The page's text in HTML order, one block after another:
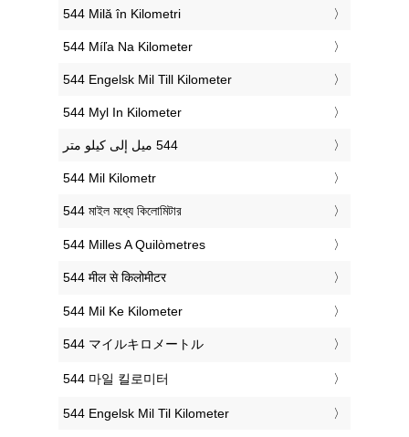
‎544 Milă în Kilometri
‎544 Míľa Na Kilometer
‎544 Engelsk Mil Till Kilometer
‎544 Myl In Kilometer
‎544 Mil Kilometr
‎544 মাইল মধ্যে কিলোমিটার
‎544 Milles A Quilòmetres
‎544 मील से किलोमीटर
‎544 Mil Ke Kilometer
‎544 マイルキロメートル
‎544 마일 킬로미터
‎544 Engelsk Mil Til Kilometer